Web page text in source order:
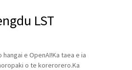
LST
e OpenAI!Ka taea e ia
o te korerorero.Ka